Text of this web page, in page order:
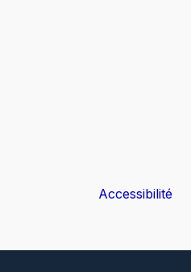
Accessibilité